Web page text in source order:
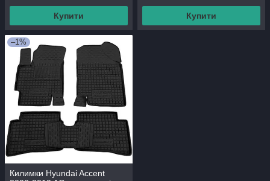
Купити Купити
–1%
Килимки Hyundai Accent